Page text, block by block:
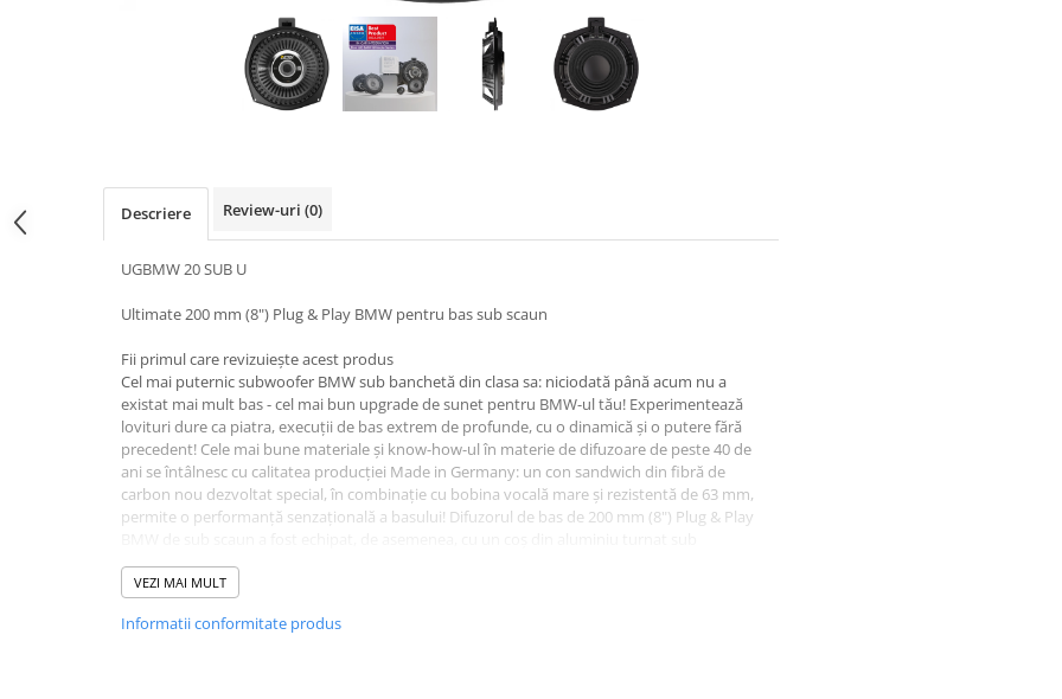
Descriere Review-uri (0)
UGBMW 20 SUB U
Ultimate 200 mm (8") Plug & Play BMW pentru bas sub scaun
Fii primul care revizuiește acest produs
Cel mai puternic subwoofer BMW sub banchetă din clasa sa: niciodată până acum nu a
existat mai mult bas - cel mai bun upgrade de sunet pentru BMW-ul tău! Experimentează
lovituri dure ca piatra, execuții de bas extrem de profunde, cu o dinamică și o putere fără
precedent! Cele mai bune materiale și know-how-ul în materie de difuzoare de peste 40 de
ani se întâlnesc cu calitatea producției Made in Germany: un con sandwich din fibră de
carbon nou dezvoltat special, în combinație cu bobina vocală mare și rezistentă de 63 mm,
permite o performanță senzațională a basului! Difuzorul de bas de 200 mm (8") Plug & Play
presiune rezistent la torsiune și are, în mod natural, borna de conectare originală specifică
vehiculului și flanșele de etanșare EPDM necesare. Magnetul de neodim extrem de puternic
bază lustruită cu o gaură mare pentru miez pentru cea mai bună răcire posibilă. Dezvoltare
VEZI MAI MULT
Informatii conformitate produs